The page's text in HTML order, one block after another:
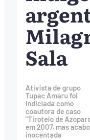
Sala
Ativista de grupo
Tupac Amaru foi
indiciada como
coautora de caso
"Tiroteio de
em 2007, mas
inocentada